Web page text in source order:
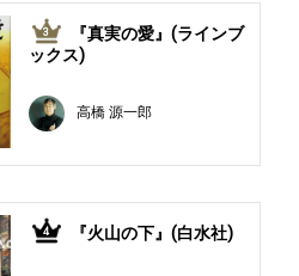
3
『真実の愛』(ラインブ
ックス)
高橋 源一郎
4 『火山の下』(白水社)